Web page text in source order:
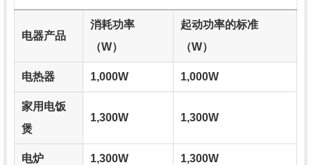
电器产品
消耗功率
（W）
起动功率的标准
（W）
电热器 1,000W 1,000W
家用电饭
煲
1,300W 1,300W
电炉 1,300W 1,300W